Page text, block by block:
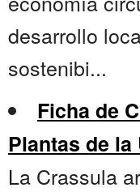
desarrollo
sostenibi...
Ficha de
Plantas de
La Crassula